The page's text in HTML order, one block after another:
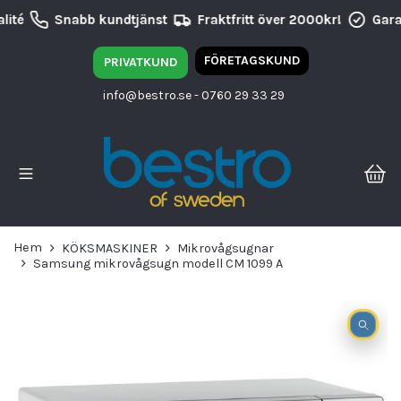
Snabb kundtjänst Fraktfritt över 2000kr!
PRIVATKUND FÖRETAGSKUND
info@bestro.se- 0760 29 33 29
Hem KÖKSMASKINER
Mikrovågsugnar
Samsung mikrovågsugn modell CM 1099 A